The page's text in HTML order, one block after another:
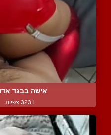
אישה בבגד
3231 צפיות |